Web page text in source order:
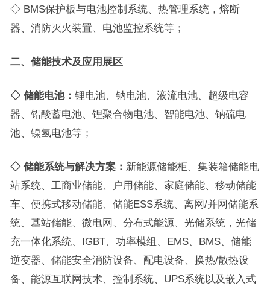
◇ BMS保护板与电池控制系统、热管理系统，熔断
器、消防灭火装置、电池监控系统等；
二、储能技术及应用 展区
◇ 储能电池： 锂电池、钠电池、液流电池、超级电容
器、铅酸蓄电池、锂聚合物电池、智能电池、钠硫电
池、镍氢电池等；
◇ 储能系统与解决方案： 新能源储能柜、集装箱储能电
站系统、工商业储能、户用储能、家庭储能、移动储能
车、便携式移动储能、储能ESS系统、离网/并网储能系
统、基站储能、微电网、分布式能源、光储系统，光储
充一体化系统、IGBT、功率模组、EMS、BMS、储能
逆变器、储能安全消防设备、配电设备、换热/散热设
备、能源互联网技术、控制系统、UPS系统以及嵌入式